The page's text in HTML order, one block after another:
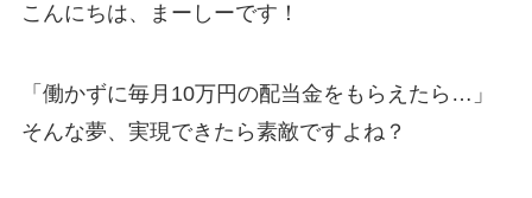
こんにちは、まーしーです！
「働かずに毎月10万円の配当金をもらえたら…」
そんな夢、実現できたら素敵ですよね？